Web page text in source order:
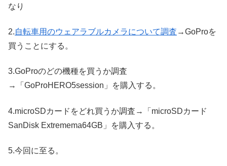
なり
2.自転車用のウェアラブルカメラについて調査 →GoProを
買うことにする。
3.GoProのどの機種を買うか調査
→「GoProHERO5session」を購入する。
4.microSDカードをどれ買うか調査→「microSDカード
SanDisk Extremema64GB」を購入する。
5.今回に至る。